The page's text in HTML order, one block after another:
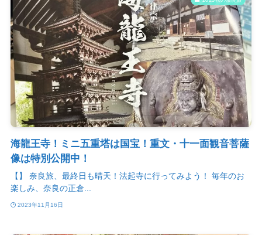
海龍王寺！ミニ五重塔は国宝！重文・十一面観音菩薩
像は特別公開中！
【】 奈良旅、最終日も晴天！法起寺に行ってみよう！ 毎年のお
楽しみ、奈良の正倉...
2023年11月16日